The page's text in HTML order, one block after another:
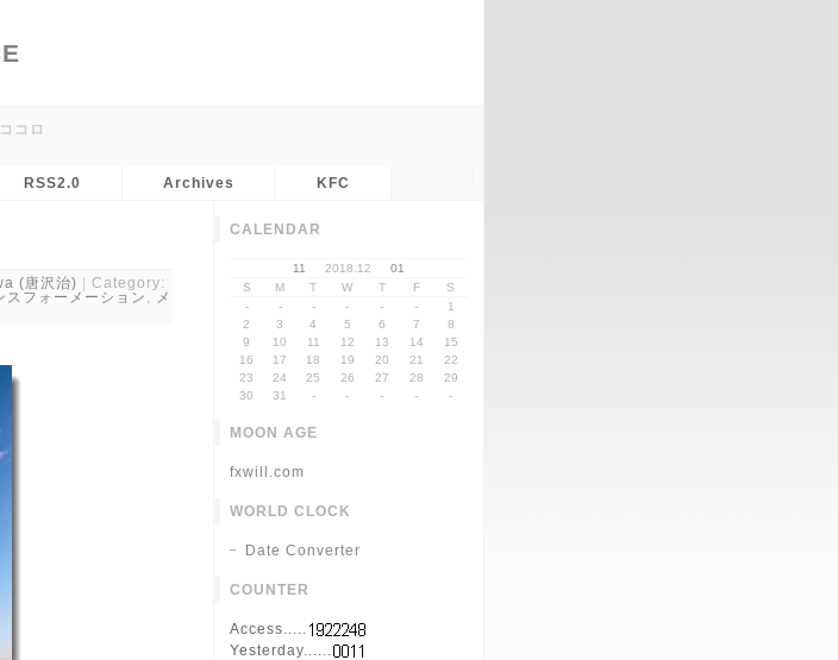
コロ
RSS2.0 Archives KFC
(唐沢治)
Category:
スフォーメーション , メ
CALENDAR
11 2018.12
01
S
M T W T F
S
-
- - - - -
1
2
3 4 5 6 7
8
9
10 11 12 13 14
15
16
17 18 19 20 21
22
23
24 25 26 27 28
29
30
31 - - - - -
MOON AGE
fxwill.com
WORLD CLOCK
Date Converter
COUNTER
Access.....
Yesterday......